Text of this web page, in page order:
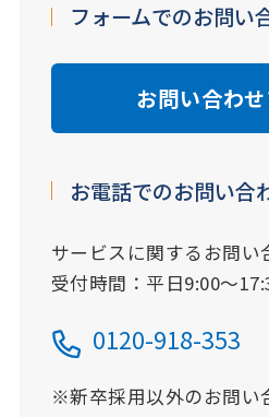
フォームでのお問い
お問い合わ
お電話でのお問い合
サービスに関するお問い
受付時間：平日9:00～
0120-918-353
※新卒採用以外のお問い